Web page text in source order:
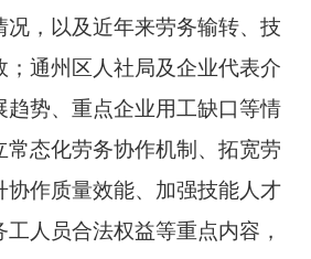
况，以及近年来劳务输转、技
；通州区人社局及企业代表介
趋势、重点企业用工缺口等情
常态化劳务协作机制、拓宽劳
协作质量效能、加强技能人才
人员合法权益等重点内容，